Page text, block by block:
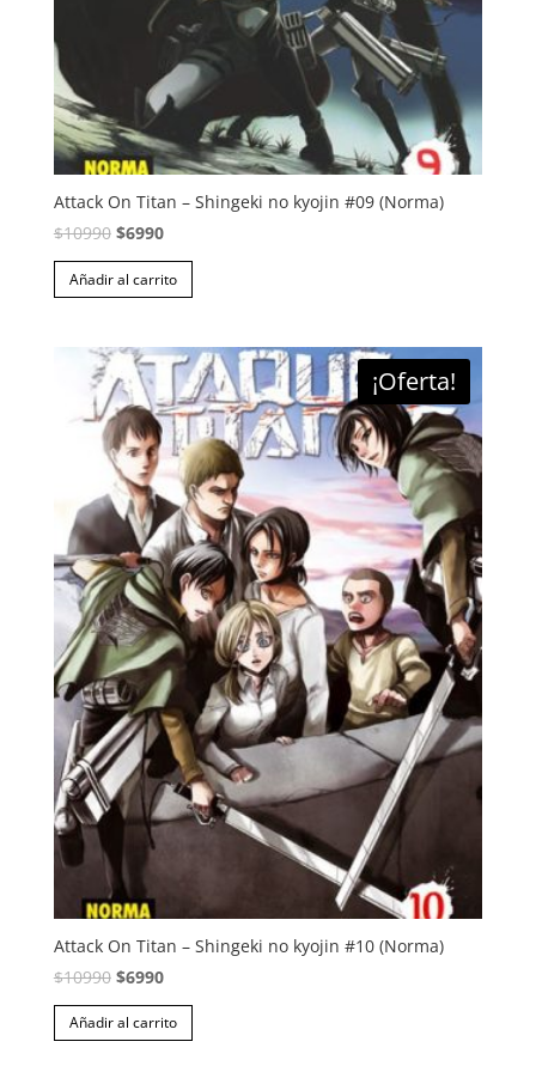
Attack On Titan – Shingeki no kyojin #09 (Norma)
$10990 El
precio
original
$10990.
$6990El
precio
actual
$6990.
Añadir al carrito
¡Oferta!
Attack On Titan – Shingeki no kyojin #10 (Norma)
$10990 El
precio
original
$6990El
precio
actual
Añadir al carrito